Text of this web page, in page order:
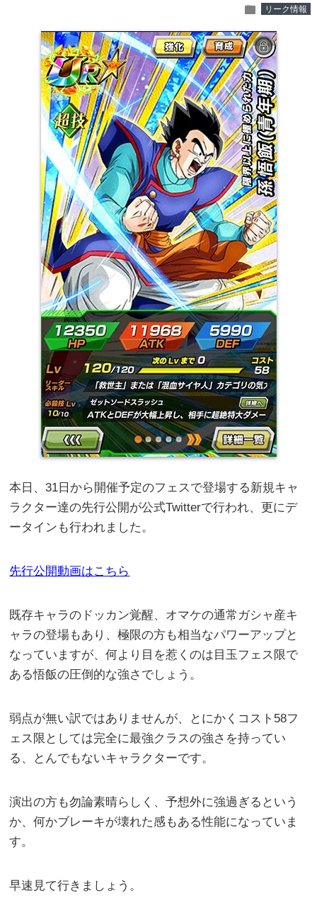
folder リーク情報
本日、31日から開催予定のフェスで登場する新規キャ
ラクター達の先行公開が公式Twitterで行われ、更にデ
ータインも行われました。
先行公開動画はこちら
既存キャラのドッカン覚醒、オマケの通常ガシャ産キ
ャラの登場もあり、極限の方も相当なパワーアップと
なっていますが、何より目を惹くのは目玉フェス限で
ある悟飯の圧倒的な強さでしょう。
弱点が無い訳ではありませんが、とにかくコスト58フ
ェス限としては完全に最強クラスの強さを持ってい
る、とんでもないキャラクターです。
演出の方も勿論素晴らしく、予想外に強過ぎるという
か、何かブレーキが壊れた感もある性能になっていま
す。
早速見て行きましょう。